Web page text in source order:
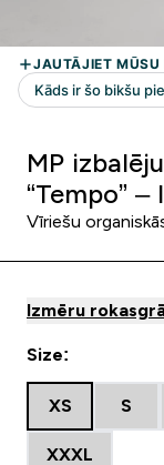
MP
“Tempo”
Vīriešu
Izmēru
Size:
XS S
XXXL